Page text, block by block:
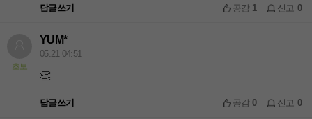
답글쓰기 공감 1 신고 0
초보
YUM*
05.21 04:51
👏
답글쓰기 공감0 신고 0